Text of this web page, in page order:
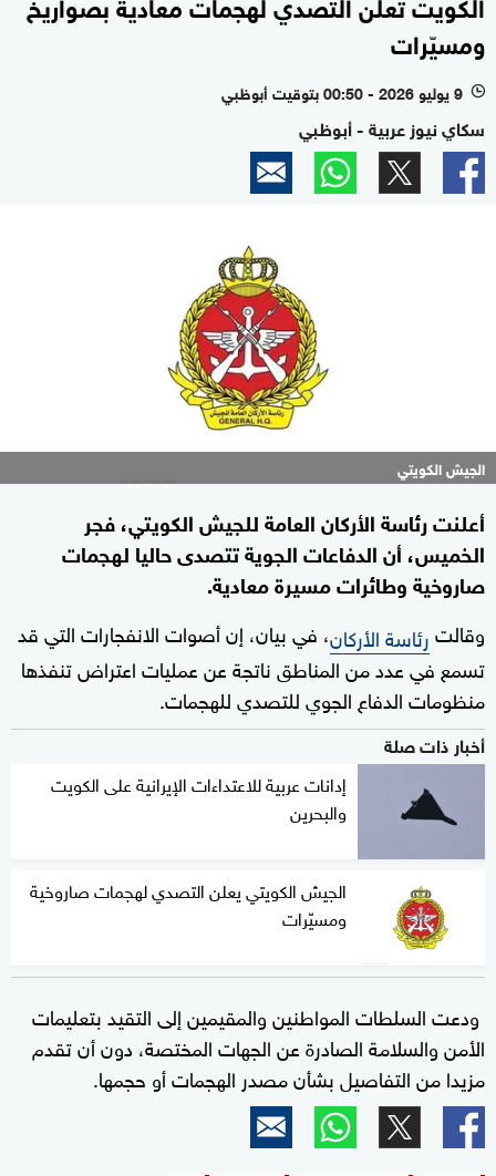
ومسيّرات
l 9 يوليو 2026 - 00:50 بتوقيت أبوظبي
سكاي نيوز عربية - أبوظبي
الجيش الكويتي
أعلنت رئاسة الأركان العامة للجيش الكويتي، فجر
الخميس، أن الدفاعات الجوية تتصدى حاليا لهجمات
صاروخية وطائرات مسيرة معادية.
وقالترئاسة الأركان، في بيان، إن أصوات الانفجارات التي قد
تسمع في عدد من المناطق ناتجة عن عمليات اعتراض تنفذها
منظومات الدفاع الجوي للتصدي للهجمات.
أخبار ذات صلة
إدانات عربية للاعتداءات الإيرانية على الكويت
والبحرين
الجيش الكويتي يعلن التصدي لهجمات صاروخية
ومسيّرات
ودعت السلطات المواطنين والمقيمين إلى التقيد بتعليمات
الأمن والسلامة الصادرة عن الجهات المختصة، دون أن تقدم
مزيدا من التفاصيل بشأن مصدر الهجمات أو حجمها.